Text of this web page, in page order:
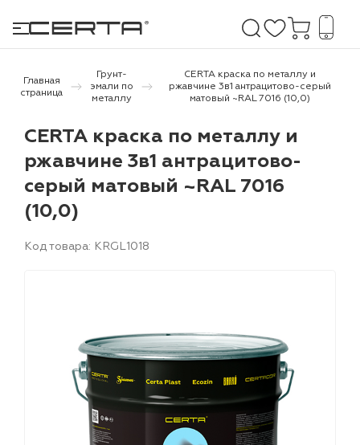
и дачи
и эмали
Главная
страница
Грунт-
эмали по
металлу
CERTA краска по металлу и
ржавчине 3в1 антрацитово-серый
матовый ~RAL 7016 (10,0)
CERTA краска по металлу и
ржавчине 3в1 антрацитово-
серый матовый ~RAL 7016
(10,0)
Код товара: KRGL1018